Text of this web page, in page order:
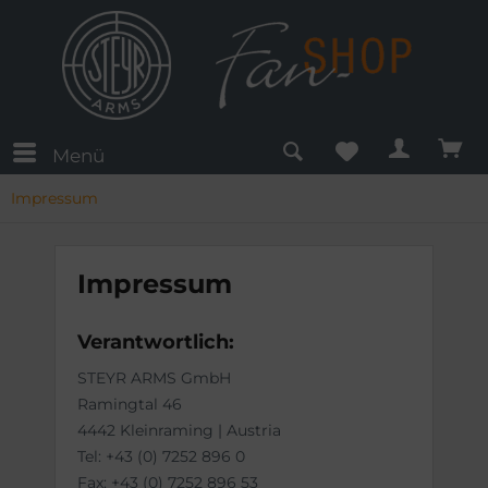
Menü
Impressum
Impressum
Verantwortlich:
STEYR ARMS GmbH
Ramingtal 46
4442 Kleinraming | Austria
Tel: +43 (0) 7252 896 0
Fax: +43 (0) 7252 896 53